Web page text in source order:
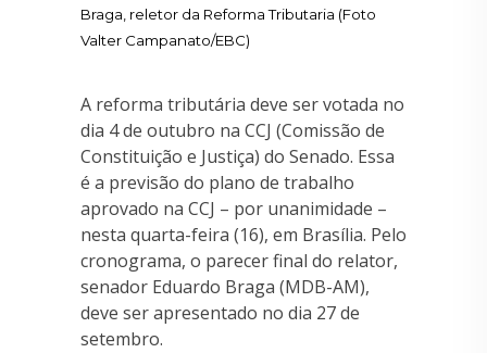
Braga, reletor da Reforma Tributaria (Foto
Valter Campanato/EBC)
A reforma tributária deve ser votada no
dia 4 de outubro na CCJ (Comissão de
Constituição e Justiça) do Senado. Essa
é a previsão do plano de trabalho
aprovado na CCJ – por unanimidade –
nesta quarta-feira (16), em Brasília. Pelo
cronograma, o parecer final do relator,
senador Eduardo Braga (MDB-AM),
deve ser apresentado no dia 27 de
setembro.